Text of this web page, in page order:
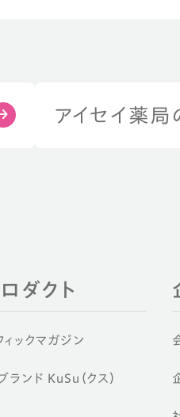
アイセイ薬局
ダクト
ィックマガジン
ランド KuSu（クス）